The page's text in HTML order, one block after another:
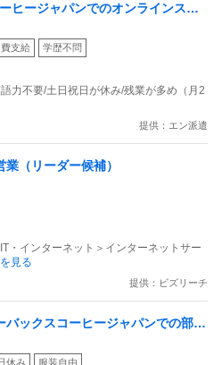
ヒージャパンでのオンラインスト
支給 学歴不問
力不要/土日祝日が休み/残業が多め（月2
提供：エン派遣
（リーダー候補）
・インターネット＞インターネットサー
見る
提供：ビズリーチ
ックスコーヒージャパンでの部署
休み 服装自由